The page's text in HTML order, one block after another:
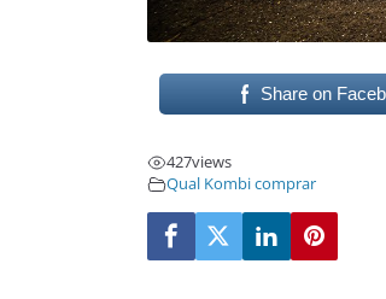
Share on
427views
Qual Kombi comprar